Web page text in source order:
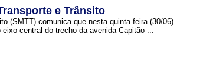
e Trânsito
(SMTT) comunica que nesta quinta-feira (30/06)
central do trecho da avenida Capitão ...